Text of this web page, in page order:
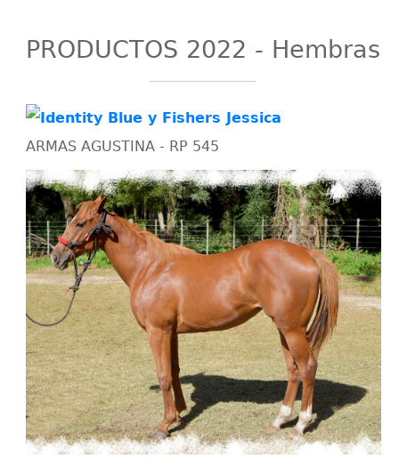
PRODUCTOS 2022 - Hembras
ARMAS AGUSTINA - RP 545